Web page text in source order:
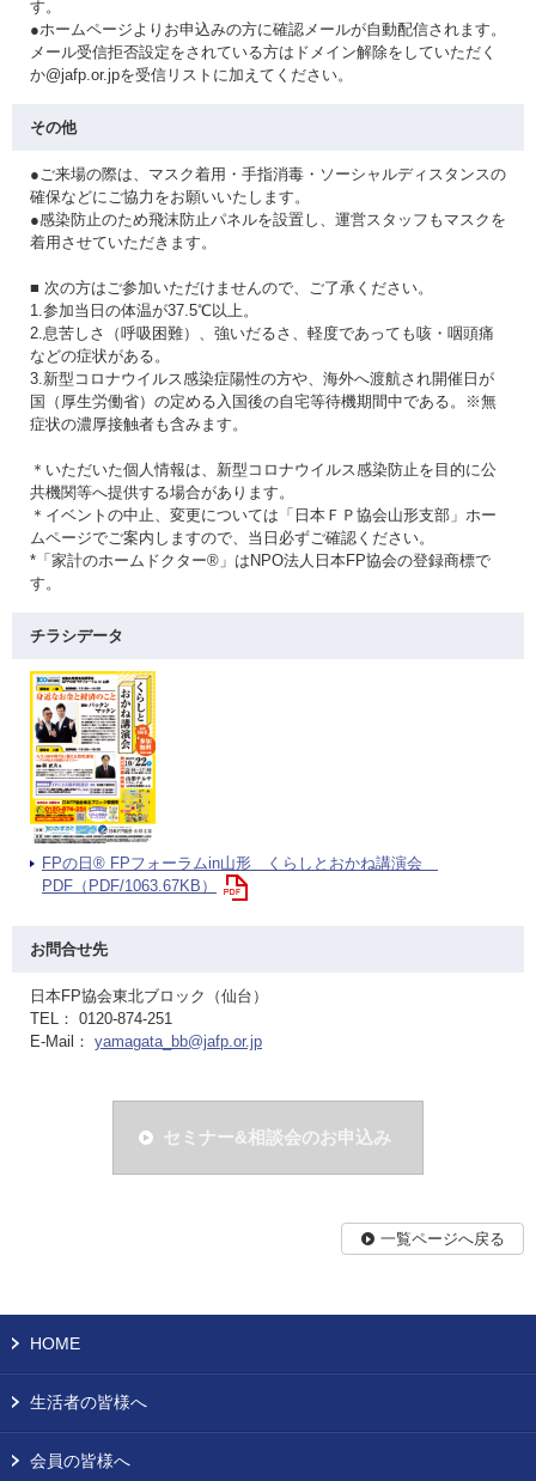
す。
●ホームページよりお申込みの方に確認メールが自動配信されます。
メール受信拒否設定をされている方はドメイン解除をしていただく
か@jafp.or.jpを受信リストに加えてください。
その他
●ご来場の際は、マスク着用・手指消毒・ソーシャルディスタンスの
確保などにご協力をお願いいたします。
●感染防止のため飛沫防止パネルを設置し、運営スタッフもマスクを
着用させていただきます。
■ 次の方はご参加いただけませんので、ご了承ください。
1.参加当日の体温が37.5℃以上。
2.息苦しさ（呼吸困難）、強いだるさ、軽度であっても咳・咽頭痛
などの症状がある。
3.新型コロナウイルス感染症陽性の方や、海外へ渡航され開催日が
国（厚生労働省）の定める入国後の自宅等待機期間中である。※無
症状の濃厚接触者も含みます。
＊いただいた個人情報は、新型コロナウイルス感染防止を目的に公
共機関等へ提供する場合があります。
＊イベントの中止、変更については「日本ＦＰ協会山形支部」ホー
ムページでご案内しますので、当日必ずご確認ください。
*「家計のホームドクター®」はNPO法人日本FP協会の登録商標で
す。
チラシデータ
FPの日® FPフォーラムin山形 くらしとおかね講演会
PDF（PDF/1063.67KB）
お問合せ先
日本FP協会東北ブロック（仙台）
TEL： 0120-874-251
E-Mail： yamagata_bb@jafp.or.jp
セミナー&相談会のお申込み
一覧ページへ戻る
HOME
生活者の皆様へ
会員の皆様へ